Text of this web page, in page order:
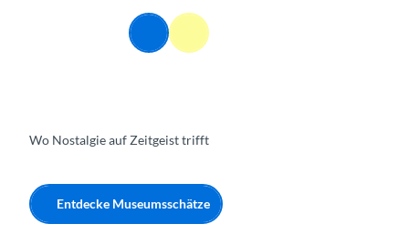
Suche Menü
Wo Nostalgie auf Zeitgeist trifft
Entdecke Museumsschätze